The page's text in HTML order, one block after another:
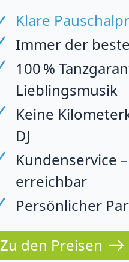
Klare
Immer der
100 %
Lieblingsmusik
Keine
DJ
Kundenservice
erreichbar
Persönlicher
Zu den Preisen